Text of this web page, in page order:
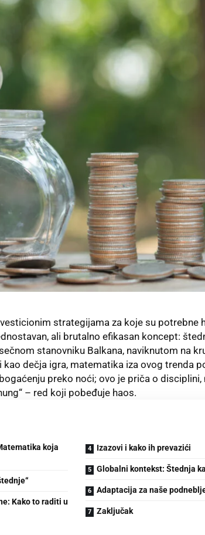
strategijama za koje su potrebne
ali brutalno efikasan koncept:
stanovniku Balkana, naviknutom na
kao dečja igra, matematika iza ovog trenda
preko noći; ovo je priča o
– red koji pobeđuje haos.
koja
Kako to raditi u
Izazovi i kako ih prevazići
Globalni kontekst: Štednja
Adaptacija za naše
Zaključak